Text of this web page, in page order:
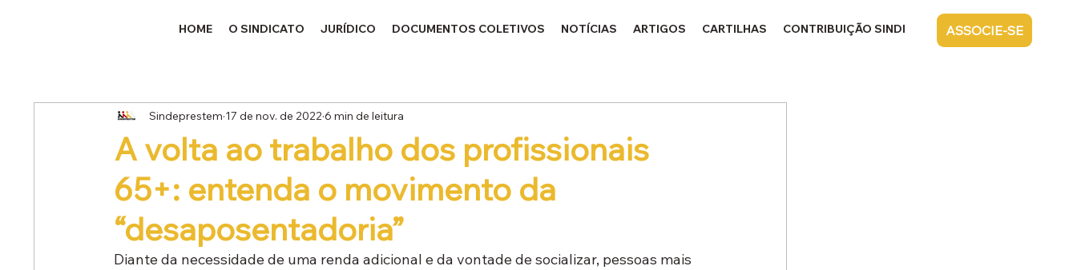
HOME O SINDICATO JURÍDICO DOCUMENTOS COLETIVOS NOTÍCIAS ARTIGOS CARTILHAS CONTRIBUIÇÃO SINDICAL CONTATO
ASSOCIE-SE
A volta ao trabalho dos profissionais
65+: entenda o movimento da
“desaposentadoria”
Sindeprestem 17 de nov. de 2022 6 min de leitura
Diante da necessidade de uma renda adicional e da vontade de socializar, pessoas mais